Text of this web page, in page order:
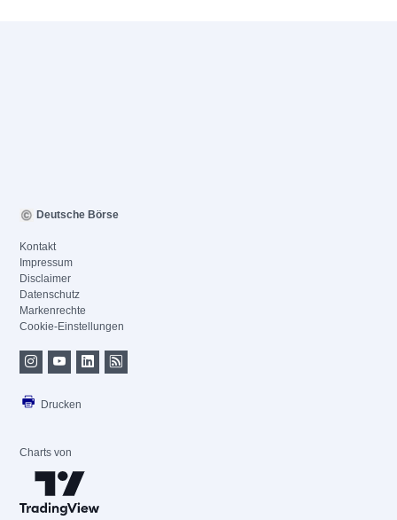
Deutsche Börse
Kontakt
Impressum
Disclaimer
Datenschutz
Markenrechte
Cookie-Einstellungen
Drucken
Charts von